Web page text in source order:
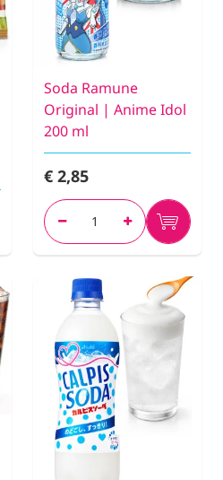
Soda Ramune
Original | Anime Idol
200 ml
€ 2,85